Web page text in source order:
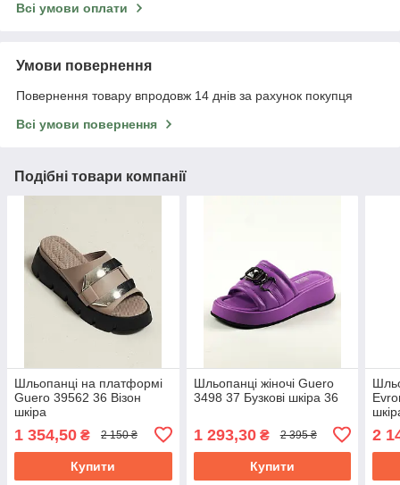
Всі умови оплати
Умови повернення
Повернення товару впродовж 14 днів за рахунок покупця
Всі умови повернення
Подібні товари компанії
Шльопанці на платформі
Guero 39562 36 Візон
шкіра
1 354,50 ₴ 2 150 ₴
Купити
Шльопанці жіночі Guero
3498 37 Бузкові шкіра 36
1 293,30₴ 2 395 ₴
Купити
2